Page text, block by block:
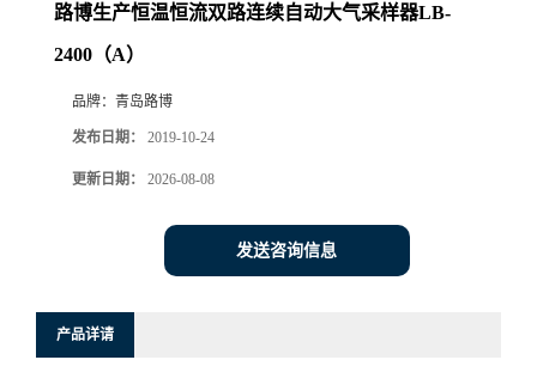
厅
路博生产恒温恒流双路连续自动大气采样器LB-
2400（A）
品牌： 青岛路博
发布日期： 2019-10-24
更新日期： 2026-08-08
发送咨询信息
产品详请